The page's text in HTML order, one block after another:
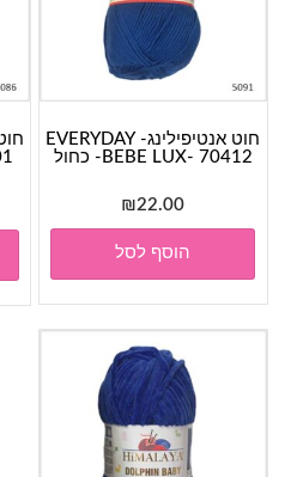
חוט אנטיפילינג- EVERYDAY
BEBE LUX- 70412- כחול
₪22.00
הוסף לסל